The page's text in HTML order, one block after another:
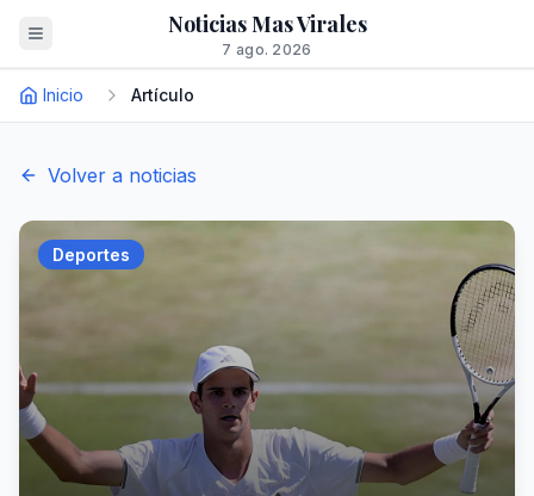
Noticias Mas Virales
7 ago. 2026
Inicio Artículo
Volver a noticias
Deportes